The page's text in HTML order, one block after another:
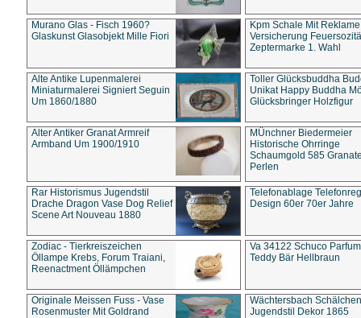
Murano Glas - Fisch 1960?
Glaskunst Glasobjekt Mille Fiori
Kpm Schale Mit Reklame
Versicherung
Zeptermarke 1. Wahl
Alte Antike Lupenmalerei
Miniaturmalerei Signiert Seguin
Um 1860/1880
Toller Glücksbuddha
Unikat Happy Buddha
Glücksbringer Holzfigur
Alter Antiker Granat Armreif
Armband Um 1900/1910
MÜnchner Biedermeier
Historische Ohrringe
Schaumgold 585
Perlen
Rar Historismus Jugendstil
Drache Dragon Vase Dog Relief
Scene Art Nouveau 1880
Telefonablage
Design 60er 70er Jahre
Zodiac - Tierkreiszeichen
Öllampe Krebs, Forum Traiani,
Reenactment Öllämpchen
Va 34122 Schuco
Teddy Bär Hellbraun
Originale Meissen Fuss - Vase
Rosenmuster Mit Goldrand
Wächtersbach Schälchen
Jugendstil Dekor 1865